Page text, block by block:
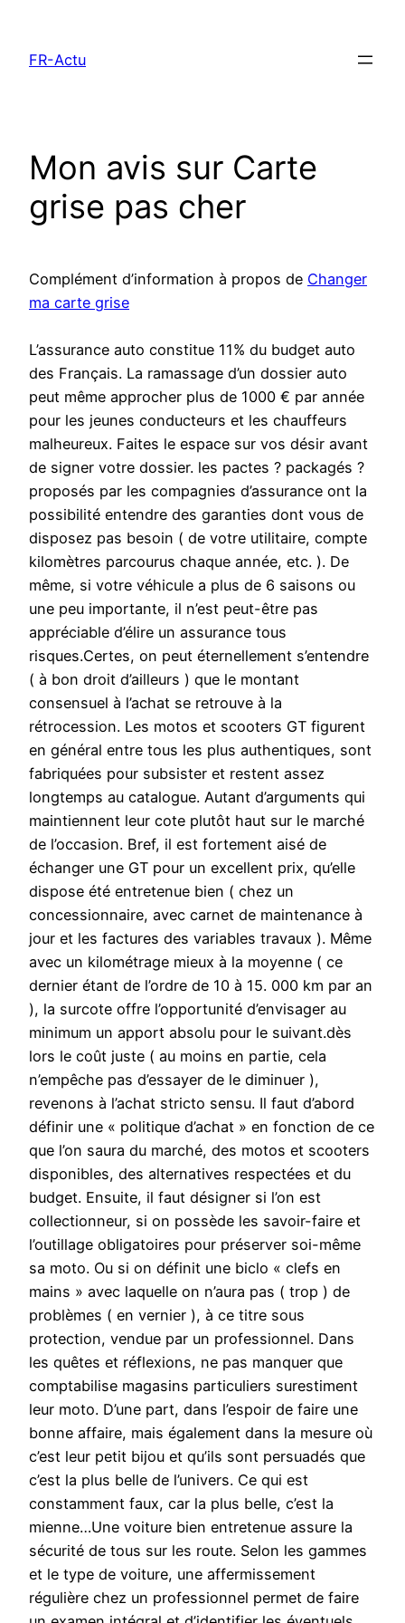
contenu
FR-Actu
Mon avis sur Carte
grise pas cher
Complément d’information à propos de Changer
ma carte grise
L’assurance auto constitue 11% du budget auto
des Français. La ramassage d’un dossier auto
peut même approcher plus de 1000 € par année
pour les jeunes conducteurs et les chauffeurs
malheureux. Faites le espace sur vos désir avant
de signer votre dossier. les pactes ? packagés ?
proposés par les compagnies d’assurance ont la
possibilité entendre des garanties dont vous de
disposez pas besoin ( de votre utilitaire, compte
kilomètres parcourus chaque année, etc. ). De
même, si votre véhicule a plus de 6 saisons ou
une peu importante, il n’est peut-être pas
appréciable d’élire un assurance tous
risques.Certes, on peut éternellement s’entendre
( à bon droit d’ailleurs ) que le montant
consensuel à l’achat se retrouve à la
rétrocession. Les motos et scooters GT figurent
en général entre tous les plus authentiques, sont
fabriquées pour subsister et restent assez
longtemps au catalogue. Autant d’arguments qui
maintiennent leur cote plutôt haut sur le marché
de l’occasion. Bref, il est fortement aisé de
échanger une GT pour un excellent prix, qu’elle
dispose été entretenue bien ( chez un
concessionnaire, avec carnet de maintenance à
jour et les factures des variables travaux ). Même
avec un kilométrage mieux à la moyenne ( ce
dernier étant de l’ordre de 10 à 15. 000 km par an
), la surcote offre l’opportunité d’envisager au
minimum un apport absolu pour le suivant.dès
lors le coût juste ( au moins en partie, cela
n’empêche pas d’essayer de le diminuer ),
revenons à l’achat stricto sensu. Il faut d’abord
définir une « politique d’achat » en fonction de ce
que l’on saura du marché, des motos et scooters
disponibles, des alternatives respectées et du
budget. Ensuite, il faut désigner si l’on est
collectionneur, si on possède les savoir-faire et
l’outillage obligatoires pour préserver soi-même
sa moto. Ou si on définit une biclo « clefs en
mains » avec laquelle on n’aura pas ( trop ) de
problèmes ( en vernier ), à ce titre sous
protection, vendue par un professionnel. Dans
les quêtes et réflexions, ne pas manquer que
comptabilise magasins particuliers surestiment
leur moto. D’une part, dans l’espoir de faire une
bonne affaire, mais également dans la mesure où
c’est leur petit bijou et qu’ils sont persuadés que
c’est la plus belle de l’univers. Ce qui est
constamment faux, car la plus belle, c’est la
mienne…Une voiture bien entretenue assure la
sécurité de tous sur les route. Selon les gammes
et le type de voiture, une affermissement
régulière chez un professionnel permet de faire